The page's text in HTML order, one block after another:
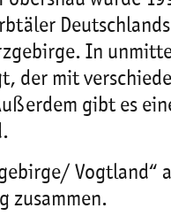
In
der mit
gibt es
zusammen.